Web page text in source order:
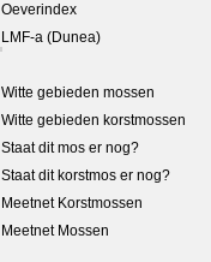
Oeverindex
LMF-a (Dunea)
Witte gebieden mossen
Witte gebieden korstmossen
Staat dit mos er nog?
Staat dit korstmos er nog?
Meetnet Korstmossen
Meetnet Mossen